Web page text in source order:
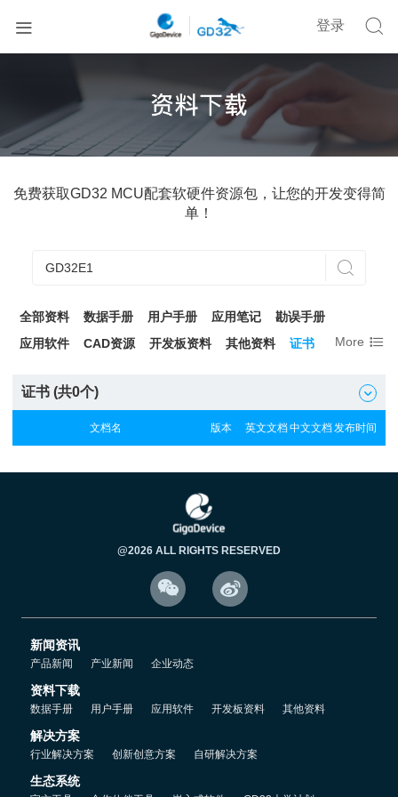
 
登录
免费获取GD32 MCU配套软硬件资源包，让您的开发变得简
单！

全部资料 数据手册 用户手册 应用笔记
勘误手册
应用软件
CAD资源 开发板资料 其他资料 证书 More 
证书 (共0个) 
文档名 版本 英文文档中文文档发布时间
@2026 ALL RIGHTS RESERVED
 
新闻资讯
产品新闻 产业新闻 企业动态
资料下载
数据手册 用户手册 应用软件 开发板资料 其他资料
解决方案
行业解决方案 创新创意方案 自研解决方案
生态系统